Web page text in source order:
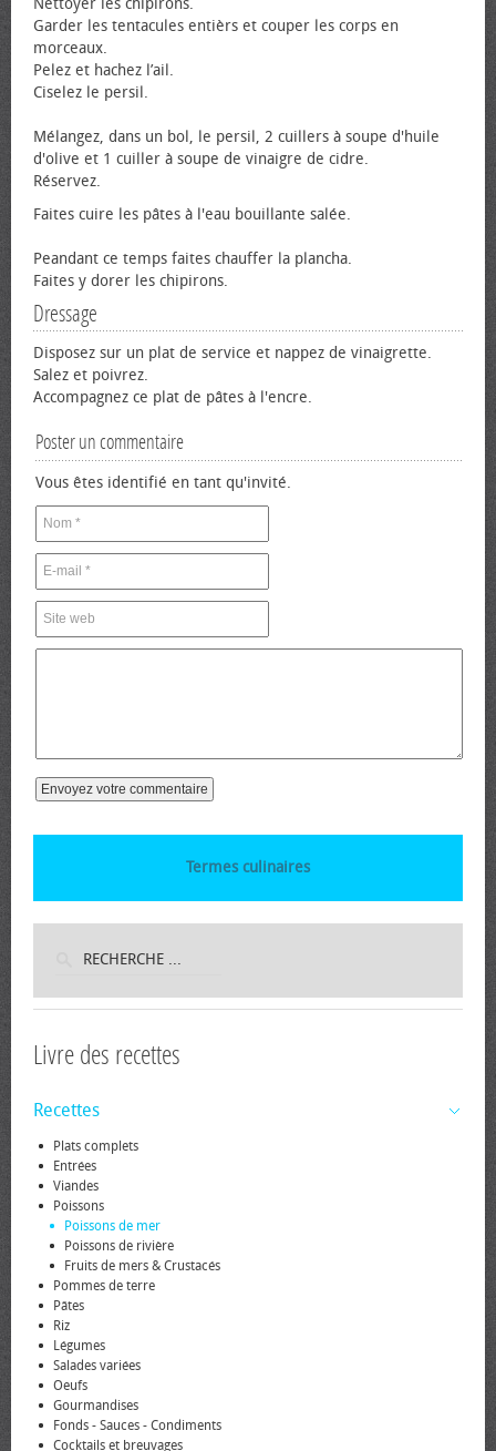
Nettoyer les chipirons.
Garder les tentacules entièrs et couper les corps en
morceaux.
Pelez et hachez l’ail.
Ciselez le persil.
Mélangez, dans un bol, le persil, 2 cuillers à soupe d'huile
d'olive et 1 cuiller à soupe de vinaigre de cidre.
Réservez.
Faites cuire les pâtes à l'eau bouillante salée.
Peandant ce temps faites chauffer la plancha.
Faites y dorer les chipirons.
Dressage
Disposez sur un plat de service et nappez de vinaigrette.
Salez et poivrez.
Accompagnez ce plat de pâtes à l'encre.
Poster un commentaire
Vous êtes identifié en tant qu'invité.
Termes culinaires
Livre des recettes
Recettes
Plats complets
Entrées
Viandes
Poissons
Poissons de mer
Poissons de rivière
Fruits de mers & Crustacés
Pommes de terre
Pâtes
Riz
Légumes
Salades variées
Oeufs
Gourmandises
Fonds - Sauces - Condiments
Cocktails et breuvages